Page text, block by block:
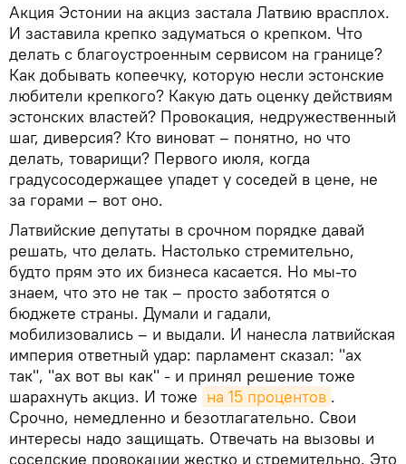
Акция Эстонии на акциз застала Латвию врасплох.
И заставила крепко задуматься о крепком. Что
делать с благоустроенным сервисом на границе?
Как добывать копеечку, которую несли эстонские
любители крепкого? Какую дать оценку действиям
эстонских властей? Провокация, недружественный
шаг, диверсия? Кто виноват – понятно, но что
делать, товарищи? Первого июля, когда
градусосодержащее упадет у соседей в цене, не
за горами – вот оно.
Латвийские депутаты в срочном порядке давай
решать, что делать. Настолько стремительно,
будто прям это их бизнеса касается. Но мы-то
знаем, что это не так – просто заботятся о
бюджете страны. Думали и гадали,
мобилизовались – и выдали. И нанесла латвийская
империя ответный удар: парламент сказал: "ах
так", "ах вот вы как" - и принял решение тоже
шарахнуть акциз. И тоже на 15 процентов .
Срочно, немедленно и безотлагательно. Свои
интересы надо защищать. Отвечать на вызовы и
соседские провокации жестко и стремительно. Это